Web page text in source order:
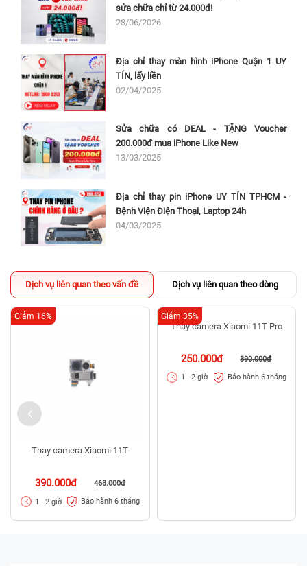
sửa chữa chỉ từ 24.000đ!
28/06/2026
Địa chỉ thay màn hình iPhone Quận 1 UY
TÍN, lấy liền
02/04/2025
Sửa chữa có DEAL - TẶNG Voucher
200.000đ mua iPhone Like New
13/03/2025
Địa chỉ thay pin iPhone UY TÍN TPHCM -
Bệnh Viện Điện Thoại, Laptop 24h
04/03/2025
Dịch vụ liên quan theo vấn đề Dịch vụ liên quan theo dòng
Thay camera Xiaomi 11T
390.000đ 468.000đ
Giảm 16%
1 - 2 giờ Bảo hành 6 tháng
Thay camera Xiaomi 11T Pro
250.000đ 390.000đ
Giảm 35%
1 - 2 giờ Bảo hành 6 tháng